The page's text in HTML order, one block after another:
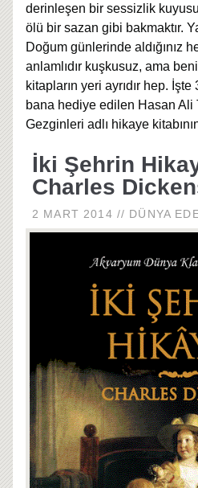
derinleşen bir sessizlik
ölü bir sazan gibi bakmaktır.
Doğum günlerinde aldığınız
anlamlıdır kuşkusuz, ama
kitapların yeri ayrıdır hep.
bana hediye edilen Hasan Ali
Gezginleri adlı hikaye
İki Şehrin
Charles
2 MART 2014 // DÜNYA